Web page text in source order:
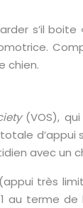
s’il boite
chien.
(VOS),
avec un
très
au terme